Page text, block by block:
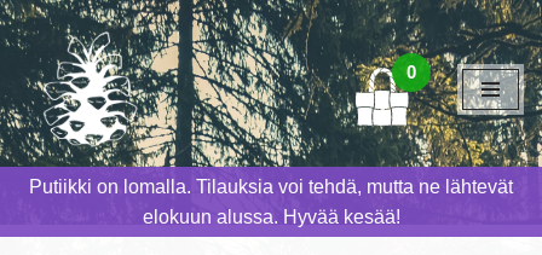
Siirry
suoraan
sisältöön
0
Putiikki on lomalla. Tilauksia voi tehdä, mutta ne lähtevät
elokuun alussa. Hyvää kesää!